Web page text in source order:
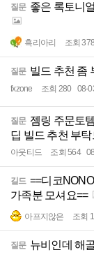
질문 좋은 록토니
흑리아리 조회 378
질문 빌드 추천 좀
fxzone 조회 280 08-
질문 젬링 주문토
딥 빌드 추천 부
아웃티드 조회 564
길드 ==디코
가족분 모셔요==
아프지않은 조회
질문 뉴비인데 해